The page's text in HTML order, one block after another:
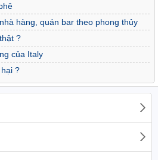
hàng, quán bar theo phong thủy
?
của Italy
?